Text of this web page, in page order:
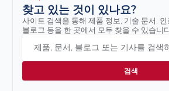
찾고 있는 것이 있나요?
사이트 검색을 통해 제품 정보, 기술 문서, 인
블로그 등을 한 곳에서 모두 찾을 수 있습니
제품, 문서, 블로그 또는 기사를 검색